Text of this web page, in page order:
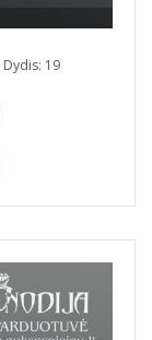
Dydis: 19